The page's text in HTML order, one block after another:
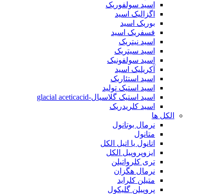
اسید سولفوریک
اگزالیک اسید
بوریک اسید
فسفریک اسید
اسید نیتریک
اسید سیتریک
اسید سولفونیک
آکریلیک اسید
اسید استئاریک
اسید استیک تولید
اسید استیک گلاسیال-glacial aceticacid
اسید کلریدریک
الکل ها
نرمال بوتانول
متانول
اتانول یا اتیل الکل
ایزوپروپیل الکل
تری کلرواتیلن
نرمال هگزان
متیلن کلراید
پروپیلن گلیکول